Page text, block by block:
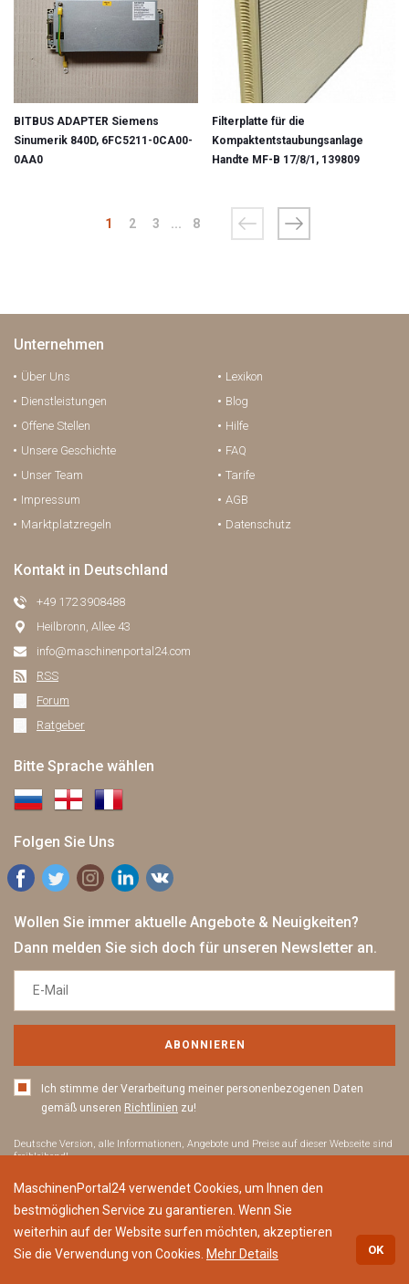
BITBUS ADAPTER Siemens
Sinumerik 840D, 6FC5211-0CA00-
0AA0
Filterplatte für die
Kompaktentstaubungsanlage
Handte MF-B 17/8/1, 139809
1 2 3 ... 8
Unternehmen
Über Uns
Dienstleistungen
Offene Stellen
Unsere Geschichte
Unser Team
Impressum
Marktplatzregeln
Lexikon
Blog
Hilfe
FAQ
Tarife
AGB
Datenschutz
Kontakt in Deutschland
+49 172 3908488
Heilbronn, Allee 43
info@maschinenportal24.сom
RSS
Forum
Ratgeber
Bitte Sprache wählen
Folgen Sie Uns
Wollen Sie immer aktuelle Angebote & Neuigkeiten?
Dann melden Sie sich doch für unseren Newsletter an.
ABONNIEREN
Ich stimme der Verarbeitung meiner personenbezogenen Daten
gemäß unseren Richtlinien zu!
Deutsche Version, alle Informationen, Angebote und Preise auf dieser Webseite sind
freibleibend!
Mit der Nutzung dieser Website akzeptieren Sie die Allgemeinen Geschäfts
Datenschutzbestimmungen . Alle Markennamen sind Eigentum ihrer jeweiligen
Inhaber. MaschinenPortal24 ist nicht für den Inhalt von fremden Webseiten beim
Anklicken externer Links verantwortlich.
MaschinenPortal24 verwendet Cookies, um Ihnen den
bestmöglichen Service zu garantieren. Wenn Sie
weiterhin auf der Website surfen möchten, akzeptieren
Sie die Verwendung von Cookies. Mehr Details OK